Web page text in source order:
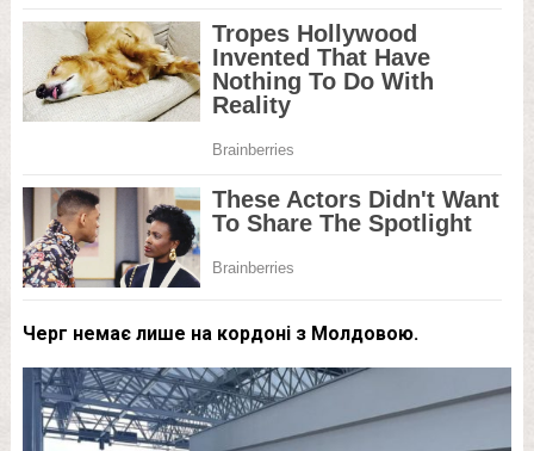
Черг немає лише на кордоні з Молдовою.